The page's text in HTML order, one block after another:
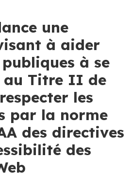
une
à aider
à se
au Titre II de
les
par la norme
des directives
des